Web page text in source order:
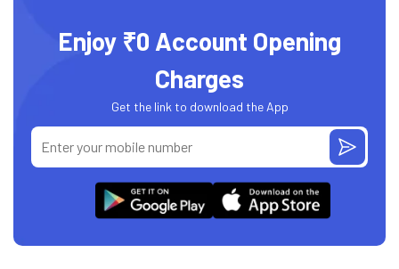
Enjoy ₹0 Account Opening
Charges
Get the link to download the App